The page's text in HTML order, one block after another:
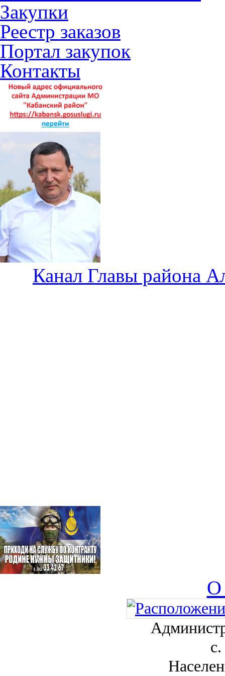
Закупки
Реестр заказов
Портал закупок
Контакты
Канал Главы района
О